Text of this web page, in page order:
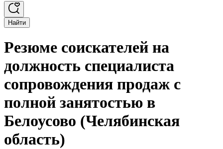
Найти
Резюме соискателей на
должность специалиста
сопровождения продаж с
полной занятостью в
Белоусово (Челябинская
область)